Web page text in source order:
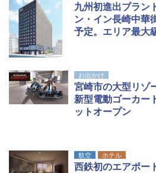
九州初進出ブラン
ン・イン長崎中華
予定。エリア最大
お出かけ
宮崎市の大型リゾ
新型電動ゴーカー
ットオープン
航空 ホテル
西鉄初のエアポー